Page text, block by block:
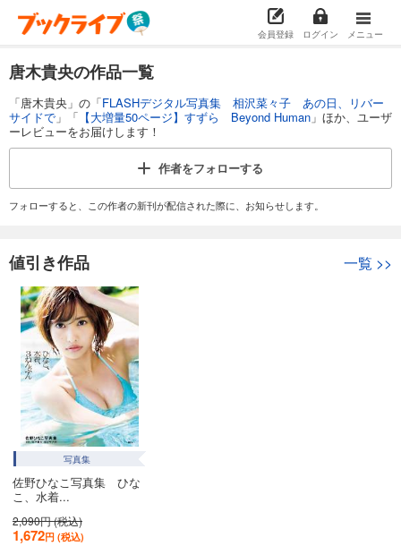
会員登録 ログイン メニュー
唐木貴央の作品一覧
「唐木貴央」の「FLASHデジタル写真集 相沢菜々子 あの日、リバー
サイドで 」「 【大増量50ページ】すずら Beyond Human 」ほか、ユーザ
ーレビューをお届けします！
作者をフォローする
フォローすると、この作者の新刊が配信された際に、お知らせします。
値引き作品 一覧 >>
写真集
佐野ひなこ写真集 ひな
こ、水着...
2,090円 (税込)
1,672円 (税込)